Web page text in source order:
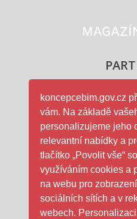
koncepcebim.gov.cz
vám. Na základě
personalizujeme jeho
relevantní nabídky a
tlačítko „Povolit vše“
využíváním cookies a
na webu pro
sociálních sítích a v
webech.